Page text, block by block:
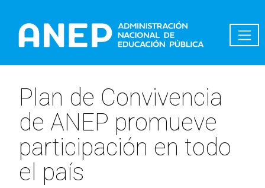
Plan de Convivencia
de ANEP promueve
participación en todo
el país